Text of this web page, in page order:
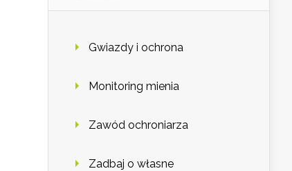
Gwiazdy i ochrona
Monitoring mienia
Zawód ochroniarza
Zadbaj o własne